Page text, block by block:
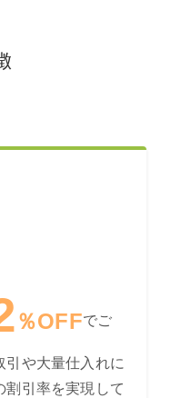
％OFFでご
引や大量仕入れに
割引率を実現して